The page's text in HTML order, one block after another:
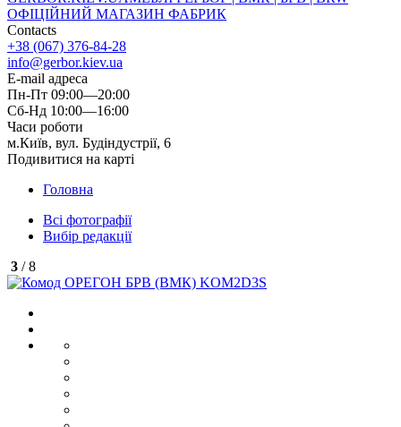
ОФІЦІЙНИЙ МАГАЗИН ФАБРИК
Contacts
+38 (067) 376-84-28
info@gerbor.kiev.ua
E-mail адреса
Пн-Пт 09:00—20:00
Сб-Нд 10:00—16:00
Часи роботи
м.Київ, вул. Будіндустрії, 6
Подивитися на карті
Головна
Всі фотографії
Вибір редакції
3 / 8